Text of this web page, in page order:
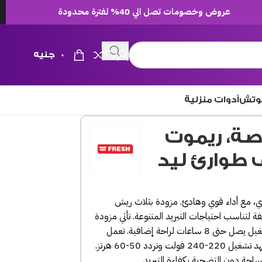
عروض وخصومات تصل الي 40% لفترة محدودة
0 جنيه
أدوات منزلية
فريش، 16 بوصة، ريموت
مزودة بثلاث ريش
لتناسب احتياجات التبريد المتنوعة.تأتي مزودة
لراحة إضافية.
تعمل
50-60 هرتز.